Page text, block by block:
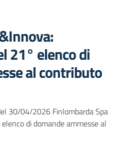
21° elenco di
al contributo
30/04/2026 Finlombarda Spa
di domande ammesse al